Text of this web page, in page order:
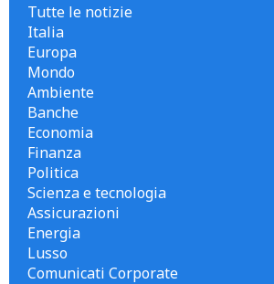
Tutte le notizie
Italia
Europa
Mondo
Ambiente
Banche
Economia
Finanza
Politica
Scienza e tecnologia
Assicurazioni
Energia
Lusso
Comunicati Corporate